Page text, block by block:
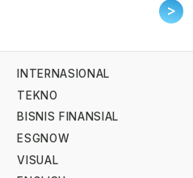
>
INTERNASIONAL
TEKNO
BISNIS FINANSIAL
ESGNOW
VISUAL